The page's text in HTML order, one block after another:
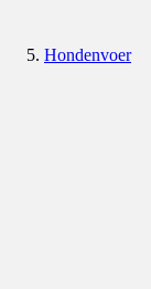
Hondenvoer